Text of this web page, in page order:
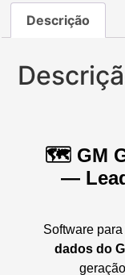
Descrição
🗺️ GM
—
Software
dados do